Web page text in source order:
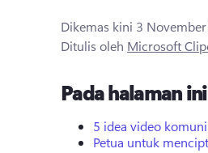
Dikemas kini 3
Ditulis oleh Microsoft
Pada halaman ini
5 idea video
Petua untuk